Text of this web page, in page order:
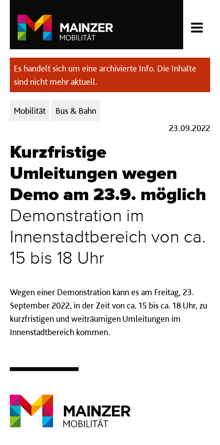
Es handelt sich um eine archivierte Info. Die Inhalte
sind nicht mehr aktuell.
Kategorien:
Mobilität
Bus & Bahn
23.09.2022
Kurzfristige
Umleitungen wegen
Demo am 23.9. möglich
Demonstration im
Innenstadtbereich von ca.
15 bis 18 Uhr
Wegen einer Demonstration kann es am Freitag, 23.
September 2022, in der Zeit von ca. 15 bis ca. 18 Uhr, zu
kurzfristigen und weiträumigen Umleitungen im
Innenstadtbereich kommen.